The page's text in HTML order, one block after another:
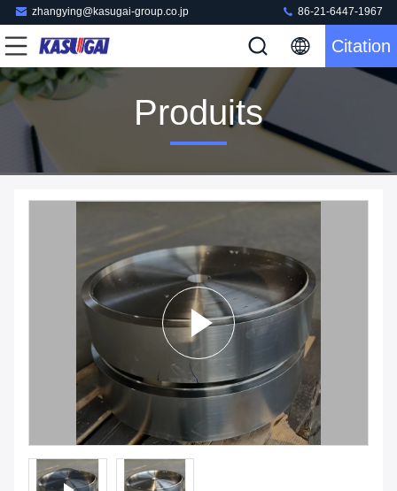
zhangying@kasugai-group.co.jp 86-21-6447-1967
Citation
Produits